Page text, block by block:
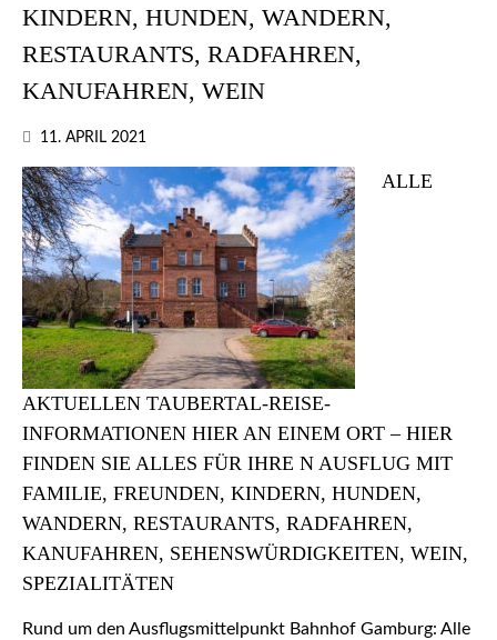
KINDERN, HUNDEN, WANDERN,
RESTAURANTS, RADFAHREN,
KANUFAHREN, WEIN
11. APRIL 2021
ALLE
AKTUELLEN TAUBERTAL-REISE-
INFORMATIONEN HIER AN EINEM ORT – HIER
FINDEN SIE ALLES FÜR IHRE N AUSFLUG MIT
FAMILIE, FREUNDEN, KINDERN, HUNDEN,
WANDERN, RESTAURANTS, RADFAHREN,
KANUFAHREN, SEHENSWÜRDIGKEITEN, WEIN,
SPEZIALITÄTEN
Rund um den Ausflugsmittelpunkt Bahnhof Gamburg: Alle